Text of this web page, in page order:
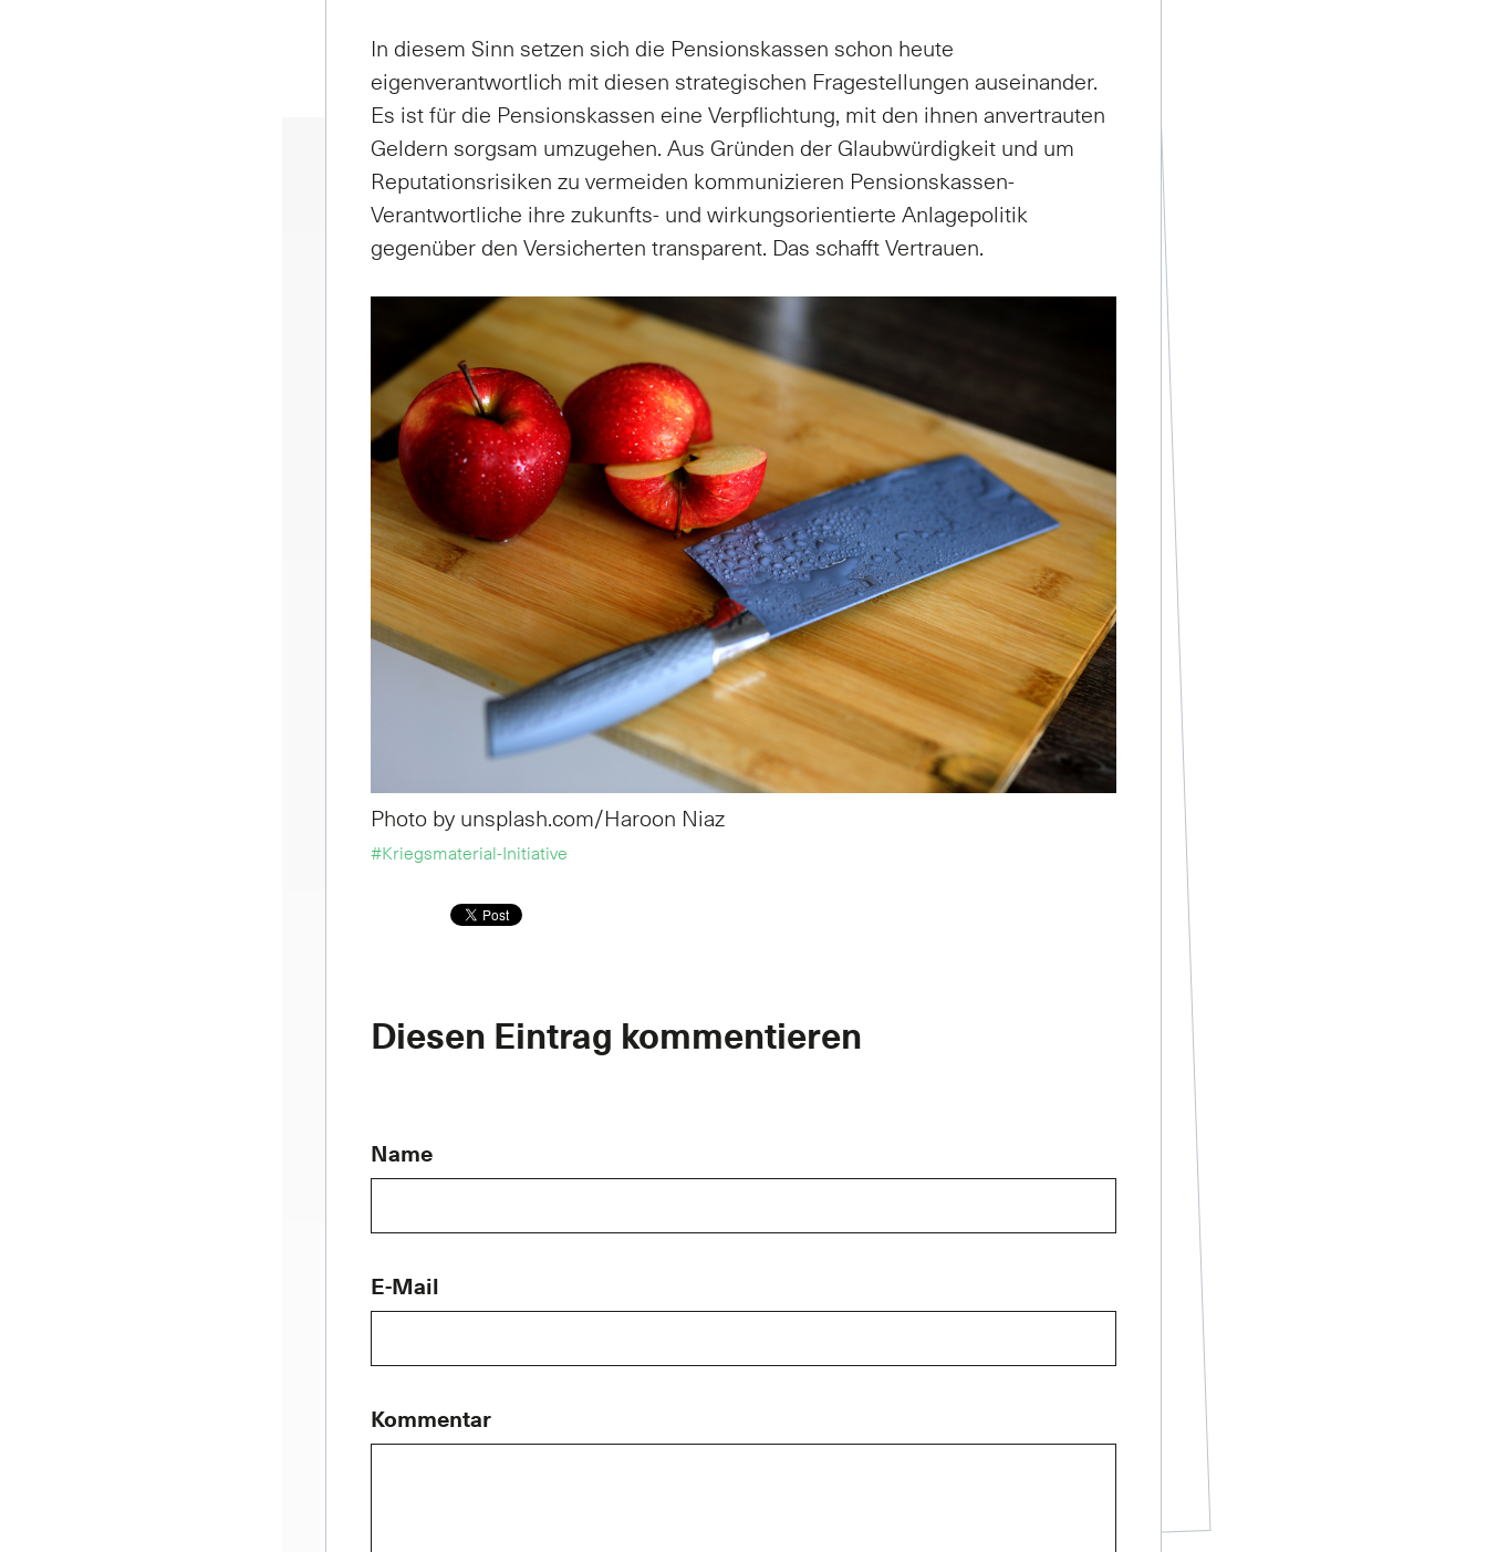
In diesem Sinn setzen sich die Pensionskassen schon heute
eigenverantwortlich mit diesen strategischen Fragestellungen auseinander.
Es ist für die Pensionskassen eine Verpflichtung, mit den ihnen anvertrauten
Geldern sorgsam umzugehen. Aus Gründen der Glaubwürdigkeit und um
Reputationsrisiken zu vermeiden kommunizieren Pensionskassen-
Verantwortliche ihre zukunfts- und wirkungsorientierte Anlagepolitik
gegenüber den Versicherten transparent. Das schafft Vertrauen.
Photo by unsplash.com/Haroon Niaz
#Kriegsmaterial-Initiative
Diesen Eintrag kommentieren
Name
E-Mail
Kommentar